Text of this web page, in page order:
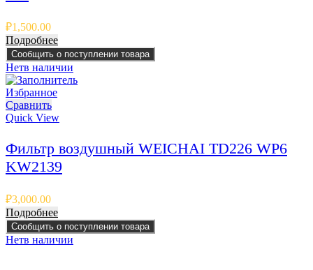
₽1,500.00
Подробнее
Сообщить о поступлении товара
Нетв наличии
Избранное
Сравнить
Quick View
Фильтр воздушный WEICHAI TD226 WP6
KW2139
₽3,000.00
Подробнее
Сообщить о поступлении товара
Нетв наличии